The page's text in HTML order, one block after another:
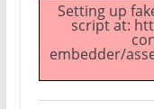
Setting up
script at:
embedder/